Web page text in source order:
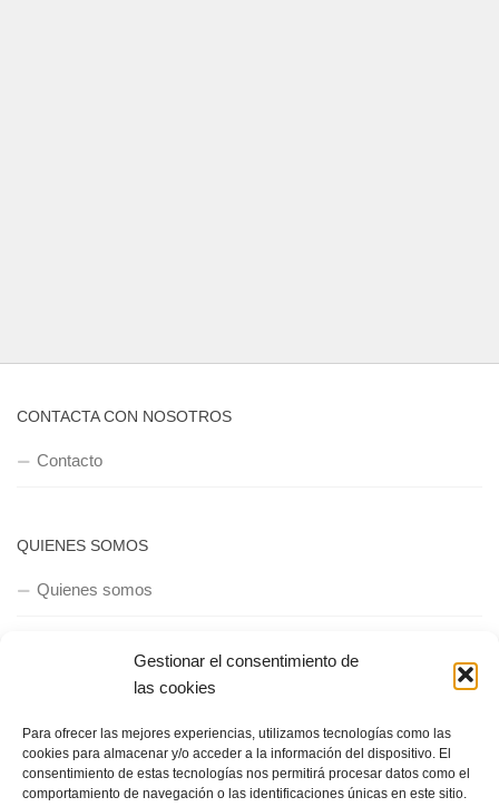
Gestionar el consentimiento de
las cookies
Para ofrecer las mejores experiencias, utilizamos tecnologías como las
cookies para almacenar y/o acceder a la información del dispositivo. El
consentimiento de estas tecnologías nos permitirá procesar datos como el
comportamiento de navegación o las identificaciones únicas en este sitio.
CONTACTA CON NOSOTROS
Contacto
QUIENES SOMOS
Quienes somos